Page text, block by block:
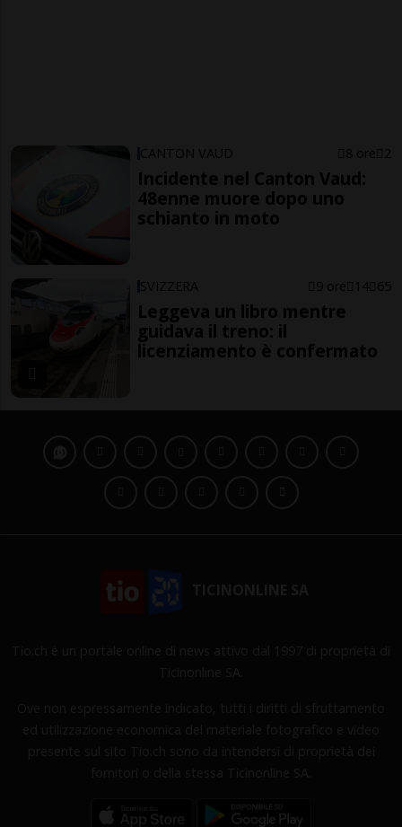
CANTON VAUD 8 ore 2
Incidente nel Canton Vaud:
48enne muore dopo uno
schianto in moto
SVIZZERA 9 ore 14 65
Leggeva un libro mentre
guidava il treno: il
licenziamento è confermato